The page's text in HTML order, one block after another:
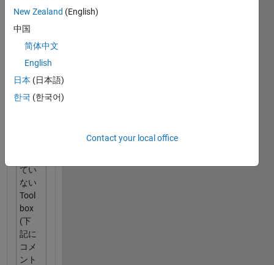
全部
入り
の
LAB
ライ
セン
てい
ない
Tool
box
(下
記に
コメ
ント
New Zealand (English)
中国
简体中文
English
日本 (日本語)
한국 (한국어)
Contact your local office